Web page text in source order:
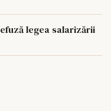
legea salarizării